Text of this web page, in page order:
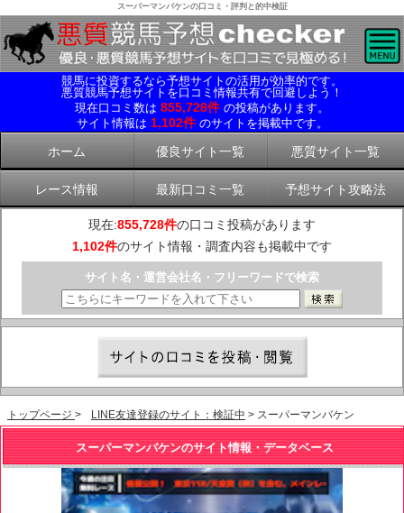
スーパーマンバケンの口コミ・評判と的中検証
競馬に投資するなら予想サイトの活用が効率的です。
悪質競馬予想サイトを口コミ情報共有で回避しよう！
現在口コミ数は 855,728件 の投稿があります。
サイト情報は 1,102件 のサイトを掲載中です。
ホーム 優良サイト一覧 悪質サイト一覧
レース情報 最新口コミ一覧 予想サイト攻略法
現在:855,728件の口コミ投稿があります
1,102件のサイト情報・調査内容も掲載中です
サイト名・運営会社名・フリーワードで検索
トップページ > LINE友達登録のサイト：検証中 > スーパーマンバケン
スーパーマンバケンのサイト情報・データベース